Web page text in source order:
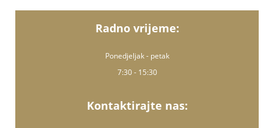
Radno vrijeme:
Ponedjeljak - petak
7:30 - 15:30
Kontaktirajte nas: